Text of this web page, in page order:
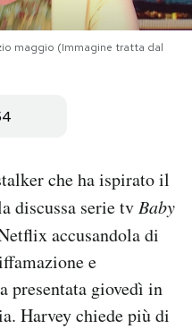
maggio (Immagine tratta dal
che ha ispirato il
discussa serie tvBaby
accusandola di
e
presentata giovedì in
Harvey chiede più di